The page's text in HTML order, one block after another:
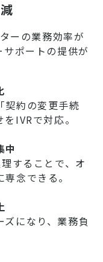
ーの業務効率が
ポートの提供が
約の変更手続
IVRで対応。
中
することで、オ
念できる。
になり、業務負